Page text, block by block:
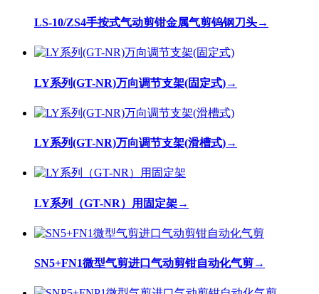
LS-10/ZS4手按式气动剪钳金属气剪钨钢刀头→
LY系列(GT-NR)万向调节支架(固定式)→
LY系列(GT-NR)万向调节支架(滑槽式)→
LY系列（GT-NR）用固定架→
SN5+FN1微型气剪进口气动剪钳自动化气剪→